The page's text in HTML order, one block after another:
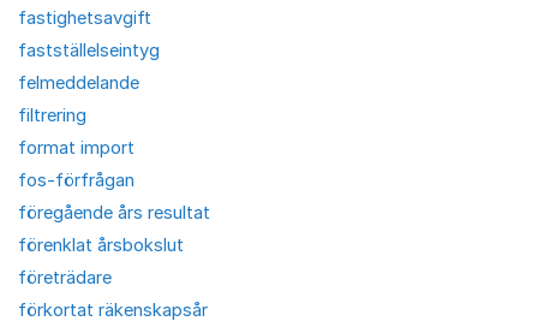
fastighetsavgift
fastställelseintyg
felmeddelande
filtrering
format import
fos-förfrågan
föregående års resultat
förenklat årsbokslut
företrädare
förkortat räkenskapsår